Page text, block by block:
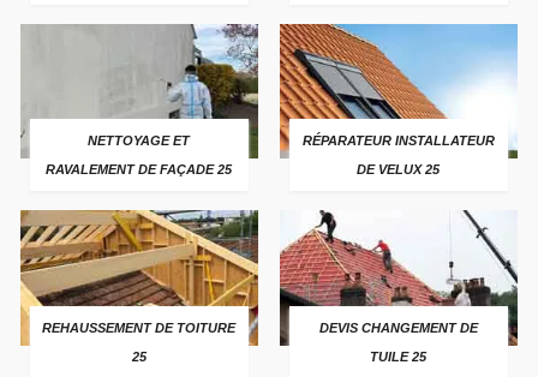
NETTOYAGE ET
RAVALEMENT DE FAÇADE 25
RÉPARATEUR INSTALLATEUR
DE VELUX 25
REHAUSSEMENT DE TOITURE
25
DEVIS CHANGEMENT DE
TUILE 25